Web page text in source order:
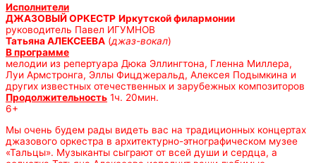
Исполнители
ДЖАЗОВЫЙ ОРКЕСТР Иркутской филармонии
руководитель Павел ИГУМНОВ
Татьяна АЛЕКСЕЕВА (джаз-вокал)
В программе
мелодии из репертуара Дюка Эллингтона, Гленна Миллера,
Луи Армстронга, Эллы Фицджеральд, Алексея Подымкина и
других известных отечественных и зарубежных композиторов
Продолжительность 1ч. 20мин.
6+
Мы очень будем рады видеть вас на традиционных концертах
джазового оркестра в архитектурно-этнографическом музее
«Тальцы». Музыканты сыграют от всей души и сердца, а